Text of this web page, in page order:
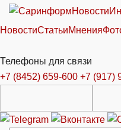
Новости
НовостиСтатьиМнения
Телефоны для связи
+7 (8452) 659-600 +7 (917)